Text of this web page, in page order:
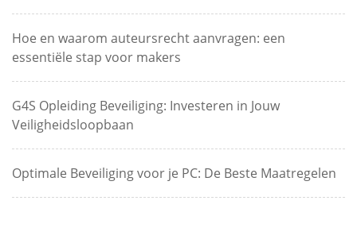
Hoe en waarom auteursrecht aanvragen: een
essentiële stap voor makers
G4S Opleiding Beveiliging: Investeren in Jouw
Veiligheidsloopbaan
Optimale Beveiliging voor je PC: De Beste Maatregelen